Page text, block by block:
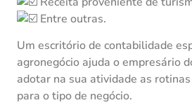
Entre outras.
Um escritório de contabilidade
agronegócio ajuda o empresário
adotar na sua atividade as
para o tipo de negócio.